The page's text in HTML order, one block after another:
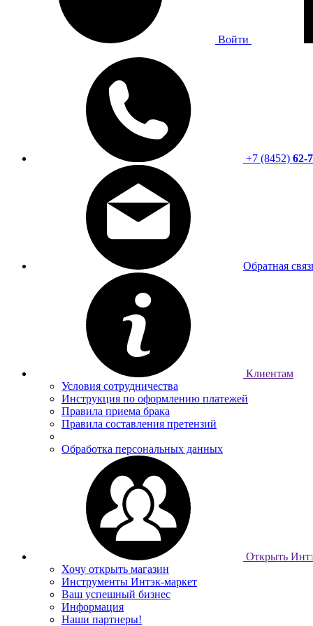
Войти
+7 (8452) 62-
Обратная
Клиентам
Условия сотрудничества
Инструкция по оформлению платежей
Правила приема брака
Правила составления претензий
Обработка персональных данных
Открыть
Хочу открыть магазин
Инструменты Интэк-маркет
Ваш успешный бизнес
Информация
Наши партнеры!